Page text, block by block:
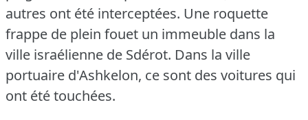
autres ont été interceptées. Une roquette
frappe de plein fouet un immeuble dans la
ville israélienne de Sdérot. Dans la ville
portuaire d'Ashkelon, ce sont des voitures qui
ont été touchées.